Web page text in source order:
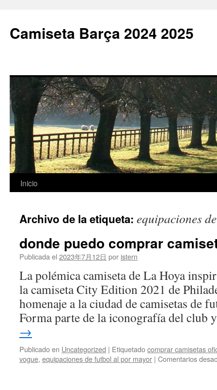
Camiseta Barça 2024 2025
Saltar
contenido
Inicio
Archivo de la etiqueta: equipaciones
donde puedo comprar
Publicada el 2023年7月12日 por istern
La polémica camiseta de La Hoya
la camiseta City Edition 2021 de
homenaje a la ciudad de camisetas de
Forma parte de la iconografía del
→
Publicado en Uncategorized | Etiquetadocomprar camisetas
vogue, equipaciones de futbol al por mayor | Comentarios